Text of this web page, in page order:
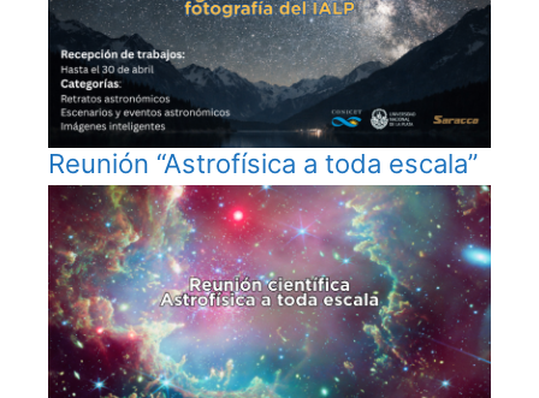
Reunión “Astrofísica a toda escala”